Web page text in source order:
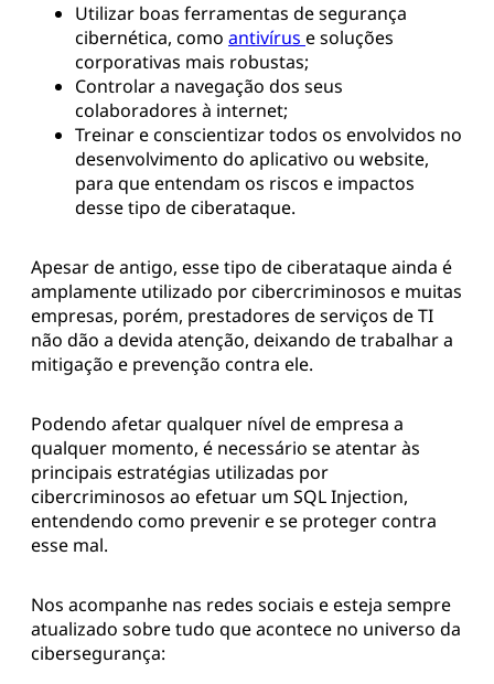
são fracas! Neste artigo, você
encontrará tudo o que precisa
saber para criar combinações
desenhas fortes e mant…
Utilizar boas ferramentas de segurança
cibernética, como antivírus e soluções
corporativas mais robustas;
Controlar a navegação dos seus
colaboradores à internet;
Treinar e conscientizar todos os envolvidos no
desenvolvimento do aplicativo ou website,
para que entendam os riscos e impactos
desse tipo de ciberataque.
Apesar de antigo, esse tipo de ciberataque ainda é
amplamente utilizado por cibercriminosos e muitas
empresas, porém, prestadores de serviços de TI
não dão a devida atenção, deixando de trabalhar a
mitigação e prevenção contra ele.
Podendo afetar qualquer nível de empresa a
qualquer momento, é necessário se atentar às
principais estratégias utilizadas por
cibercriminosos ao efetuar um SQL Injection,
entendendo como prevenir e se proteger contra
esse mal.
Nos acompanhe nas redes sociais e esteja sempre
atualizado sobre tudo que acontece no universo da
cibersegurança: